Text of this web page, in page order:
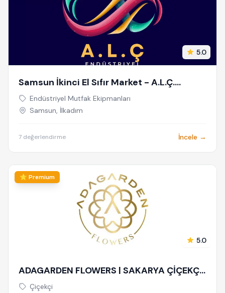
5.0
Samsun İkinci El Sıfır Market - A.L.Ç.
Endüstriyel
Endüstriyel Mutfak Ekipmanları
Samsun, İlkadım
7 değerlendirme İncele →
⭐ Premium
5.0
ADAGARDEN FLOWERS | SAKARYA ÇİÇEKÇİ
& ADAPAZARI ÇİÇEKÇİ - BUKET - GELİN
Çiçekçi